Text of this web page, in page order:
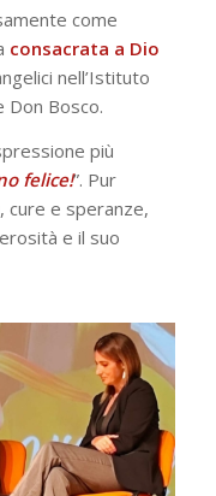
come
consacrata a Dio
nell’Istituto
Don Bosco.
più
felice!”. Pur
cure e speranze,
e il suo